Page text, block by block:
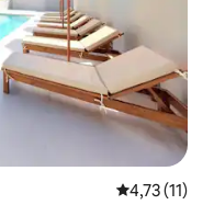
Средна
4,73 (11)